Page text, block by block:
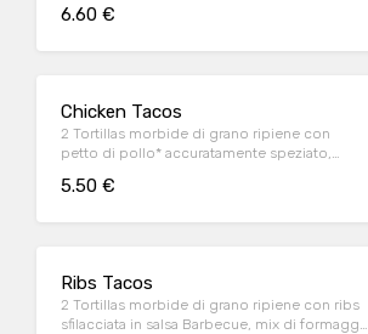
guarnito con sauce Cream
6.60 €
Chicken Tacos
2 Tortillas morbide di grano ripiene con
petto di pollo* accuratamente speziato,
Messicana, mix di formaggi, insalata iceberg
5.50 €
Ribs Tacos
2 Tortillas morbide di grano ripiene con ribs
sfilacciata in salsa Barbecue, mix di formaggi,